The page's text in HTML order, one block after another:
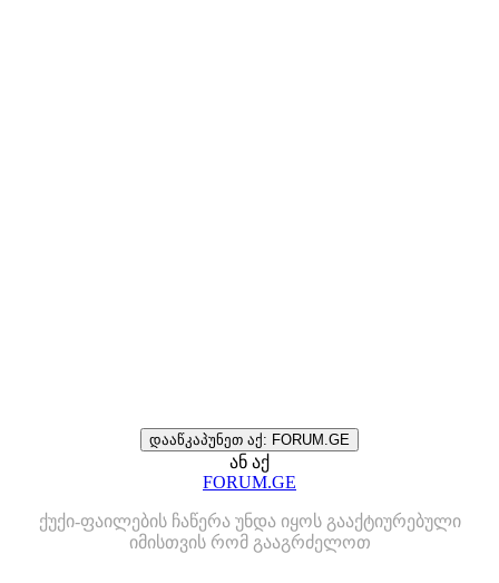
დააწკაპუნეთ აქ: FORUM.GE
ან აქ
FORUM.GE
ქუქი-ფაილების ჩაწერა უნდა იყოს გააქტიურებული
იმისთვის რომ გააგრძელოთ